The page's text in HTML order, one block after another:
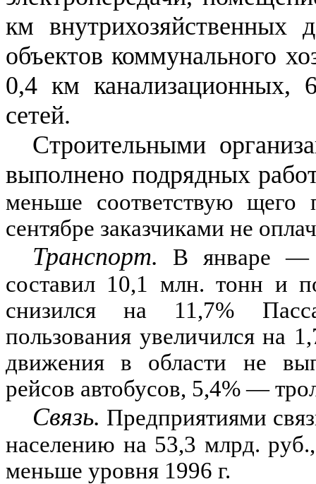
км
объектов коммунального
0,4 км канализационных,
сетей.
Строительными
выполнено подрядных
меньше соответствую щего
сентябре заказчиками не
Транспорт. В январе
составил 10,1
млн. тонн и
снизился на 11,7%
пользования увеличился на
движения в области не
рейсов автобусов, 5,4% —
Связь. Предприятиями
населению на 53,3 млрд.
меньше уровня 1996 г.